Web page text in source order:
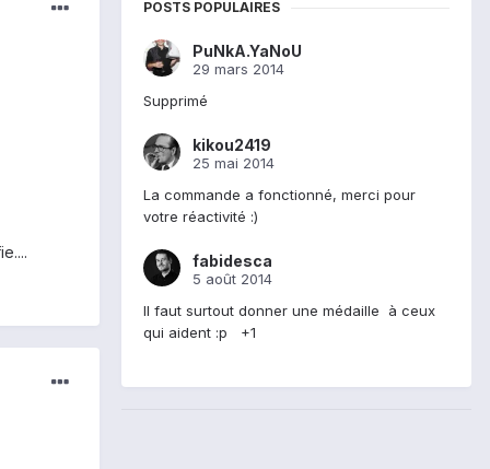
POSTS POPULAIRES
PuNkA.YaNoU
29 mars 2014
Supprimé
kikou2419
25 mai 2014
La commande a fonctionné, merci pour
votre réactivité :)
fabidesca
5 août 2014
Il faut surtout donner une médaille à ceux
qui aident :p +1